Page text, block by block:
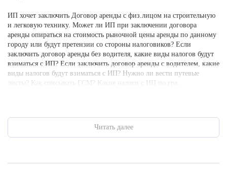
ИП хочет заключить Договор аренды с физ.лицом на строительную
и легковую технику. Может ли ИП при заключении договора
аренды опираться на стоимость рыночной цены аренды по данному
городу или будут претензии со стороны налоговиков? Если
заключить договор аренды без водителя, какие виды налогов будут
взиматься с ИП? Если заключить договор аренды с водителем, какие
виды налогов будут взиматься с ИП? Нужно ли вести путевые
листы? Как списывать ГСМ? Какие налоги с ИП по гра...
Читать далее